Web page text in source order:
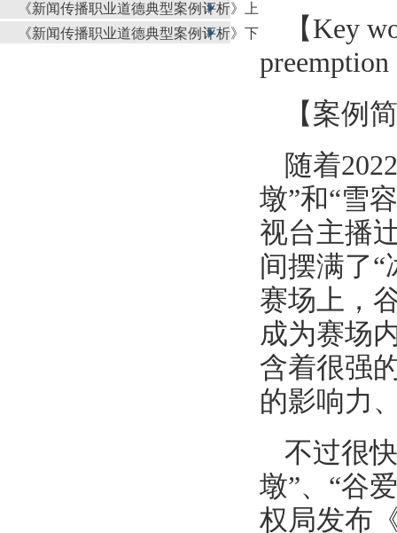
《新闻传播职业道德典型案例评析》上
《新闻传播职业道德典型案例评析》下
【Key
preemption
【案例
随着
墩”和“雪
视台主播
间摆满了“
赛场上，
成为赛场
含着很强
的影响力
不过很
墩”、“谷
权局发布